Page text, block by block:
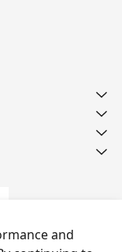
and